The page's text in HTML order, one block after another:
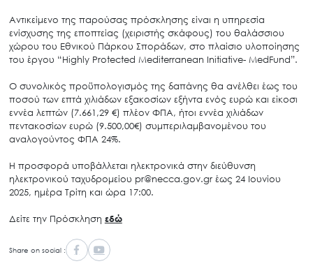
Αντικείμενο της παρούσας πρόσκλησης είναι η υπηρεσία
ενίσχυσης της εποπτείας (χειριστής σκάφους) του θαλάσσιου
χώρου του Εθνικού Πάρκου Σποράδων, στο πλαίσιο υλοποίησης
του έργου “Highly Protected Mediterranean Initiative- MedFund”.
Ο συνολικός προϋπολογισμός της δαπάνης θα ανέλθει έως του
ποσού των επτά χιλιάδων εξακοσίων εξήντα ενός ευρώ και είκοσι
εννέα λεπτών (7.661,29 €) πλέον ΦΠΑ, ήτοι εννέα χιλιάδων
πεντακοσίων ευρώ (9.500,00€) συμπεριλαμβανομένου του
αναλογούντος ΦΠΑ 24%.
Η προσφορά υποβάλλεται ηλεκτρονικά στην διεύθυνση
ηλεκτρονικού ταχυδρομείου pr@necca.gov.gr έως 24 Ιουνίου
2025, ημέρα Τρίτη και ώρα 17:00.
Δείτε την Πρόσκληση εδώ
Share on social :